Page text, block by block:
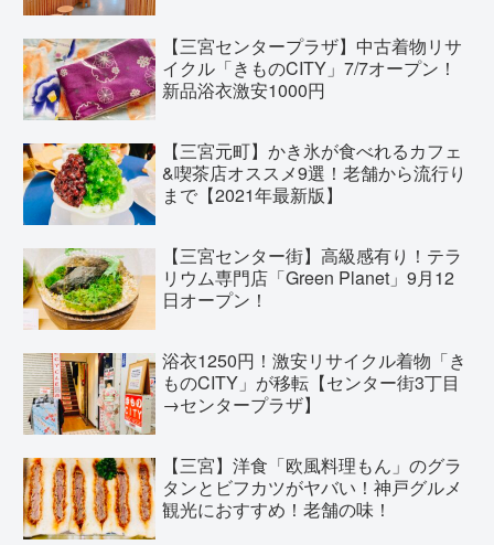
【三宮センタープラザ】中古着物リサ
イクル「きものCITY」7/7オープン！
新品浴衣激安1000円
【三宮元町】かき氷が食べれるカフェ
&喫茶店オススメ9選！老舗から流行り
まで【2021年最新版】
【三宮センター街】高級感有り！テラ
リウム専門店「Green Planet」9月12
日オープン！
浴衣1250円！激安リサイクル着物「き
ものCITY」が移転【センター街3丁目
→センタープラザ】
【三宮】洋食「欧風料理もん」のグラ
タンとビフカツがヤバい！神戸グルメ
観光におすすめ！老舗の味！